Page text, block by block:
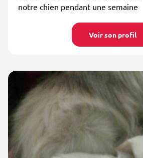
notre chien pendant une semaine
Voir son profil